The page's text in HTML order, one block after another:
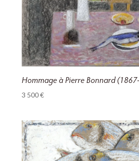
Hommage à Pierre Bonnard
3 500€